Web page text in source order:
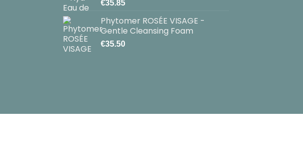
€35.85
Phytomer ROSÉE VISAGE -
Gentle Cleansing Foam
€35.50